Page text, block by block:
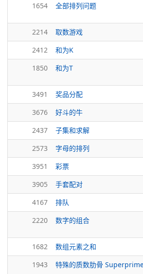
1654 全部排列问题
2214 取数游戏
2412 和为K
1850 和为T
3491 奖品分配
3676 好斗的牛
2437 子集和求解
2573 字母的排列
3951 彩票
3905 手套配对
4167 排队
2220 数字的组合
1682 数组元素之和
1943 特殊的质数肋骨